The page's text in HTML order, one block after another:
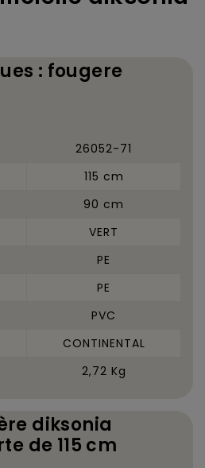
: fougere
26052-71
115 cm
90 cm
VERT
PE
PE
PVC
CONTINENTAL
2,72 Kg
diksonia
de 115 cm